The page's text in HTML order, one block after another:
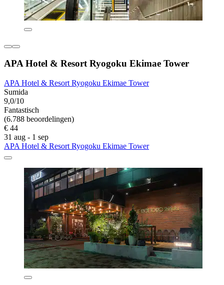
APA Hotel & Resort Ryogoku Ekimae Tower
APA Hotel & Resort Ryogoku Ekimae Tower
Sumida
9,0/10
Fantastisch
(6.788 beoordelingen)
€ 44
31 aug - 1 sep
APA Hotel & Resort Ryogoku Ekimae Tower